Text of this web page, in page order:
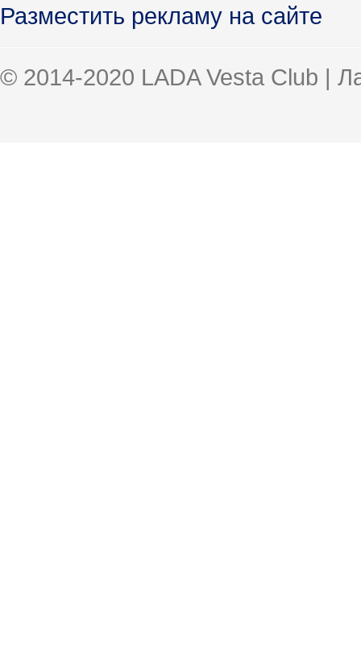
Разместить рекламу на сайте
© 2014-2020 LADA Vesta Club |